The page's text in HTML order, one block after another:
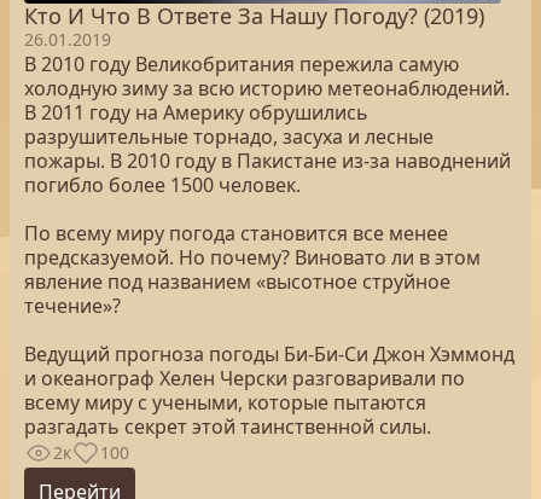
Кто И Что В Ответе За Нашу Погоду? (2019)
26.01.2019
В 2010 году Великобритания пережила самую
холодную зиму за всю историю метеонаблюдений.
В 2011 году на Америку обрушились
разрушительные торнадо, засуха и лесные
пожары. В 2010 году в Пакистане из-за наводнений
погибло более 1500 человек.
По всему миру погода становится все менее
предсказуемой. Но почему? Виновато ли в этом
явление под названием «высотное струйное
течение»?
Ведущий прогноза погоды Би-Би-Си Джон Хэммонд
и океанограф Хелен Черски разговаривали по
всему миру с учеными, которые пытаются
разгадать секрет этой таинственной силы.
2к 100
Перейти